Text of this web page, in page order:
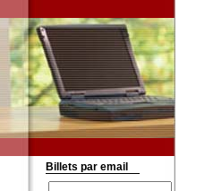
Billets par email